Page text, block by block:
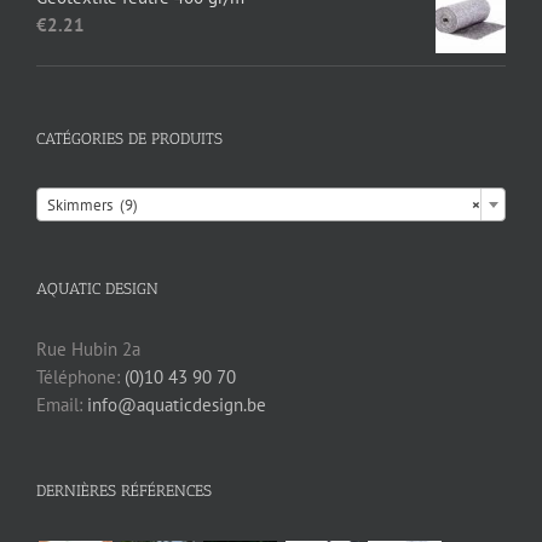
€2.21
CATÉGORIES DE PRODUITS
×
Skimmers (9)
AQUATIC DESIGN
Rue Hubin 2a
Téléphone: (0)10 43 90 70
Email: info@aquaticdesign.be
DERNIÈRES RÉFÉRENCES